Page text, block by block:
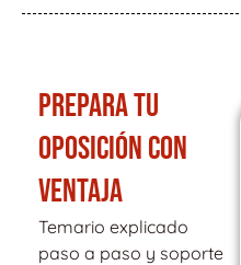
PREPARA TU
OPOSICIÓN CON
VENTAJA
Temario explicado
paso a paso y soporte